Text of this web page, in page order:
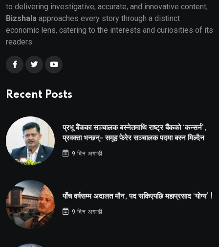
to delivering investigative, accurate, and innovative content,
Bizshala approaches every story through a distinct
economic lens, catering to the interests and curiosities of its
readers.
Recent Posts
प्रभू बैंकका सञ्चालक बस्नेतमाथि राष्ट्र बैंकको ‘कन्सर्न’,
प्रवक्ता भन्छन्- समूह फेरेर सञ्चालक पदमा बस्न मिल्दैन
9 दिन अगाडी
पाँच वर्षसम्म अदालत मौन, पद सकिएपछि महाप्रसाद ‘योग्य’ !
9 दिन अगाडी